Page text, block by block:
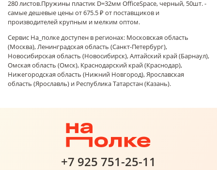
280 листов.Пружины пластик D=32мм OfficeSpace, черный, 50шт. -
самые дешевые цены от 675.5 ₽ от поставщиков и
производителей крупным и мелким оптом.
Сервис На_полке доступен в регионах: Московская область
(Москва), Ленинградская область (Санкт-Петербург),
Новосибирская область (Новосибирск), Алтайский край (Барнаул),
Омская область (Омск), Краснодарский край (Краснодар),
Нижегородская область (Нижний Новгород), Ярославская
область (Ярославль) и Республика Татарстан (Казань).
+7 925 751-25-11